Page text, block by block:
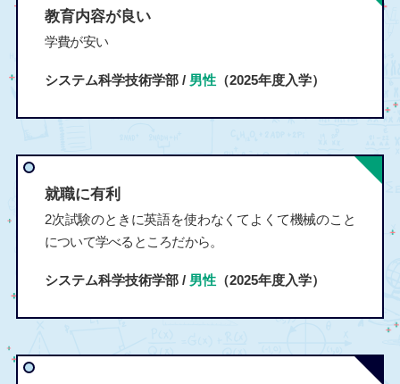
教育内容が良い
学費が安い
システム科学技術学部 / 男性（2025年度入学）
就職に有利
2次試験のときに英語を使わなくてよくて機械のこと
について学べるところだから。
システム科学技術学部 / 男性（2025年度入学）